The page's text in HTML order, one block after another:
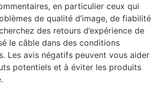
en particulier ceux qui
de qualité d’image, de fiabilité
des retours d’expérience de
le câble dans des conditions
Les avis négatifs peuvent vous aider
potentiels et à éviter les produits